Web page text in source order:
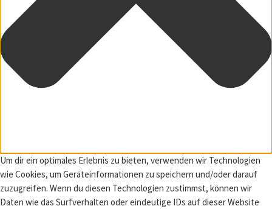
Um dir ein optimales Erlebnis zu bieten, verwenden wir Technologien
wie Cookies, um Geräteinformationen zu speichern und/oder darauf
zuzugreifen. Wenn du diesen Technologien zustimmst, können wir
Daten wie das Surfverhalten oder eindeutige IDs auf dieser Website